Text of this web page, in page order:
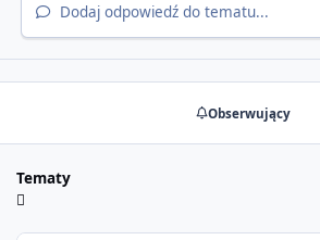
Dodaj odpowiedź do tematu...
Obserwujący
Tematy